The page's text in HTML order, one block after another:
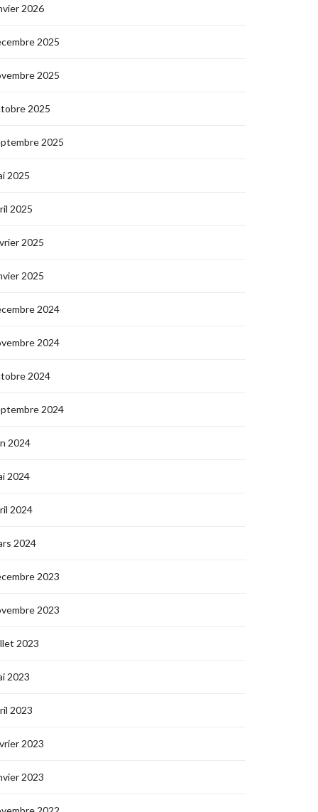
2026
2025
2025
2025
2025
2025
2025
2025
2025
2024
2024
2024
2024
2024
2024
2024
2024
2023
2023
2023
2023
2023
2023
2023